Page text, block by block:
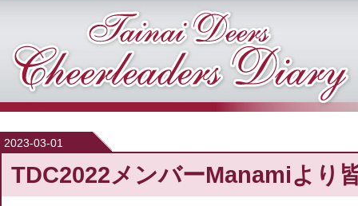
日程・結果
シーズンの流れ チケット
会場・アクセス
ルールガイド
2023-03-01
TDC2022メンバーManamiより